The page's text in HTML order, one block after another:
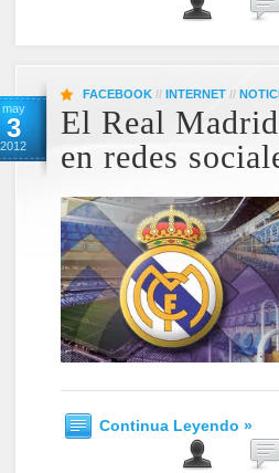
may
3
2012
FACEBOOK // INTERNET //
El Real
en redes
Continua Leyendo »